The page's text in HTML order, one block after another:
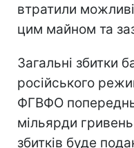
втратили
цим майном та
Загальні збитки
російського
ФГВФО
мільярди
збитків буде